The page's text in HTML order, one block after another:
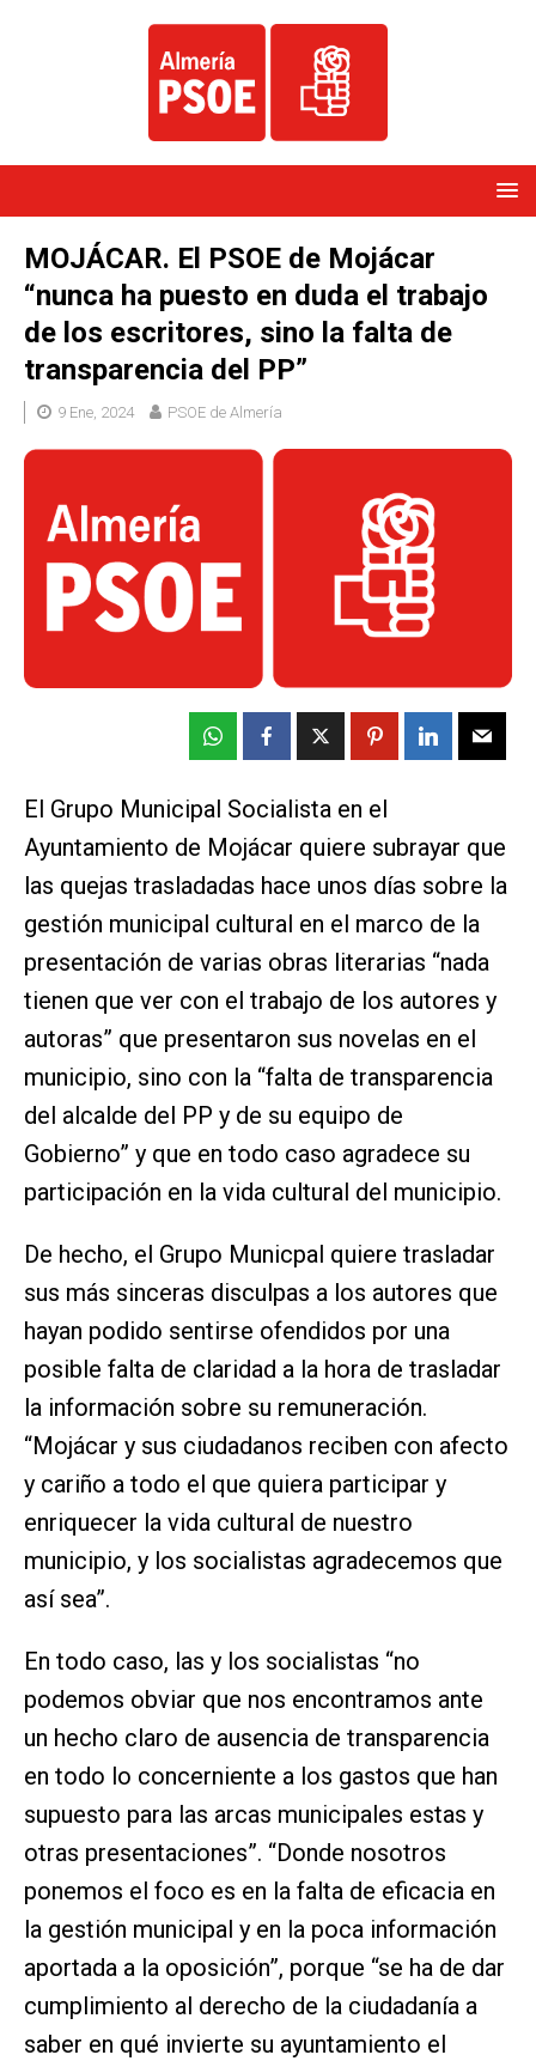
MOJÁCAR. El PSOE de Mojácar
“nunca ha puesto en duda el trabajo
de los escritores, sino la falta de
transparencia del PP”
9 Ene, 2024 PSOE de Almería
El Grupo Municipal Socialista en el
Ayuntamiento de Mojácar quiere subrayar que
las quejas trasladadas hace unos días sobre la
gestión municipal cultural en el marco de la
presentación de varias obras literarias “nada
tienen que ver con el trabajo de los autores y
autoras” que presentaron sus novelas en el
municipio, sino con la “falta de transparencia
del alcalde del PP y de su equipo de
Gobierno” y que en todo caso agradece su
participación en la vida cultural del municipio.
De hecho, el Grupo Municpal quiere trasladar
sus más sinceras disculpas a los autores que
hayan podido sentirse ofendidos por una
posible falta de claridad a la hora de trasladar
la información sobre su remuneración.
“Mojácar y sus ciudadanos reciben con afecto
y cariño a todo el que quiera participar y
enriquecer la vida cultural de nuestro
municipio, y los socialistas agradecemos que
así sea”.
En todo caso, las y los socialistas “no
podemos obviar que nos encontramos ante
un hecho claro de ausencia de transparencia
en todo lo concerniente a los gastos que han
supuesto para las arcas municipales estas y
otras presentaciones”. “Donde nosotros
ponemos el foco es en la falta de eficacia en
la gestión municipal y en la poca información
aportada a la oposición”, porque “se ha de dar
cumplimiento al derecho de la ciudadanía a
saber en qué invierte su ayuntamiento el